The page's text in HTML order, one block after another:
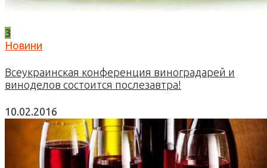
3
Новини
Всеукраинская конференция виноградарей и
виноделов состоится послезавтра!
10.02.2016